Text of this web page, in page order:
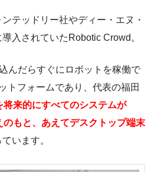
テッドリー社やディー・エヌ・
入されていたRobotic Crowd。
んだらすぐにロボットを稼働で
トフォームであり、代表の福田
将来的にすべてのシステムが
のもと、あえてデスクトップ端末
います。